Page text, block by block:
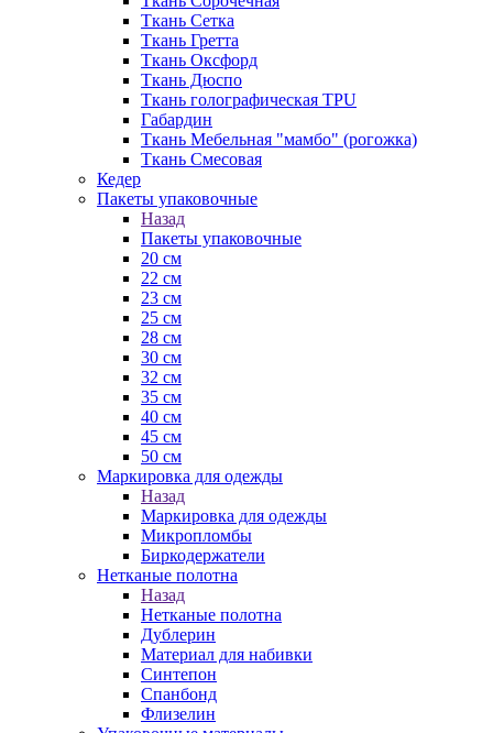
Ткань Сетка
Ткань Гретта
Ткань Оксфорд
Ткань Дюспо
Ткань голографическая TPU
Габардин
Ткань Мебельная "мамбо" (рогожка)
Ткань Смесовая
Кедер
Пакеты упаковочные
Назад
Пакеты упаковочные
20 см
22 см
23 см
25 см
28 см
30 см
32 см
35 см
40 см
45 см
50 см
Маркировка для одежды
Назад
Маркировка для одежды
Микропломбы
Биркодержатели
Нетканые полотна
Назад
Нетканые полотна
Дублерин
Материал для набивки
Синтепон
Спанбонд
Флизелин